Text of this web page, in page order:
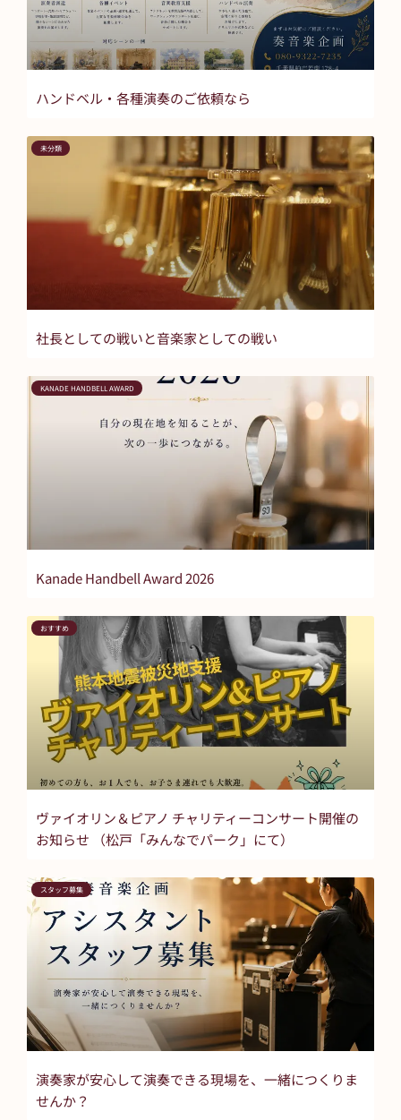
ハンドベル・各種演奏のご依頼なら
未分類
社長としての戦いと音楽家としての戦い
KANADE HANDBELL AWARD
Kanade Handbell Award 2026
おすすめ
ヴァイオリン＆ピアノ チャリティーコンサート開催の
お知らせ （松戸「みんなでパーク」にて）
スタッフ募集
演奏家が安心して演奏できる現場を、一緒につくりま
せんか？